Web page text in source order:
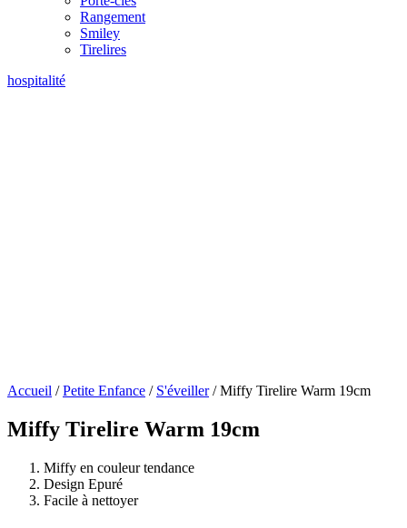
Rangement
Smiley
Tirelires
hospitalité
Accueil /Petite Enfance / S'éveiller/ Miffy Tirelire Warm 19cm
Miffy Tirelire Warm 19cm
Miffy en couleur tendance
Design Epuré
Facile à nettoyer